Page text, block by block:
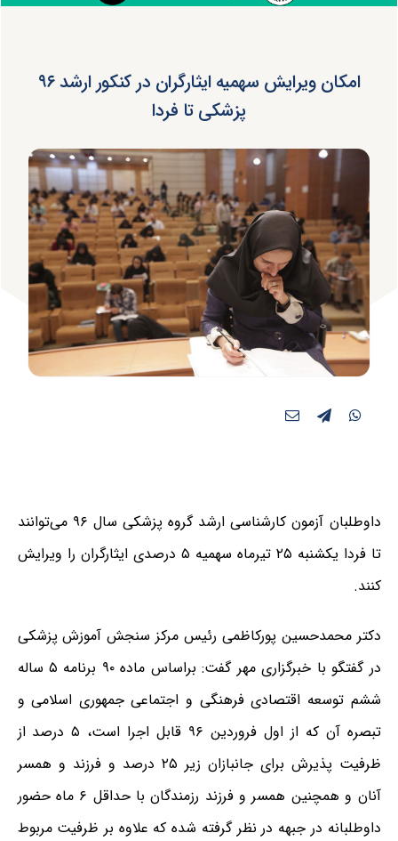
امکان ویرایش سهمیه ایثارگران در کنکور ارشد ۹۶
پزشکی تا فردا
داوطلبان آزمون کارشناسی ارشد گروه پزشکی سال ۹۶ می‌توانند
تا فردا یکشنبه ۲۵ تیرماه سهمیه ۵ درصدی ایثارگران را ویرایش
کنند.
دکتر محمدحسین پورکاظمی رئیس مرکز سنجش آموزش پزشکی
در گفتگو با خبرگزاری مهر گفت: براساس ماده ۹۰ برنامه ۵ ساله
ششم توسعه اقتصادی فرھنگی و اجتماعی جمھوری اسلامی و
تبصره آن که از اول فروردین ۹۶ قابل اجرا است، ۵ درصد از
ظرفیت پذیرش برای جانبازان زیر ۲۵ درصد و فرزند و ھمسر
آنان و ھمچنین ھمسر و فرزند رزمندگان با حداقل ۶ ماه حضور
داوطلبانه در جبھه در نظر گرفته شده که علاوه بر ظرفیت مربوط